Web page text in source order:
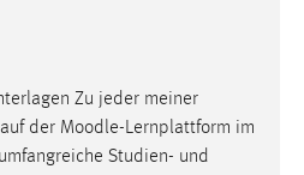
Zu jeder meiner
der Moodle-Lernplattform im
Studien- und